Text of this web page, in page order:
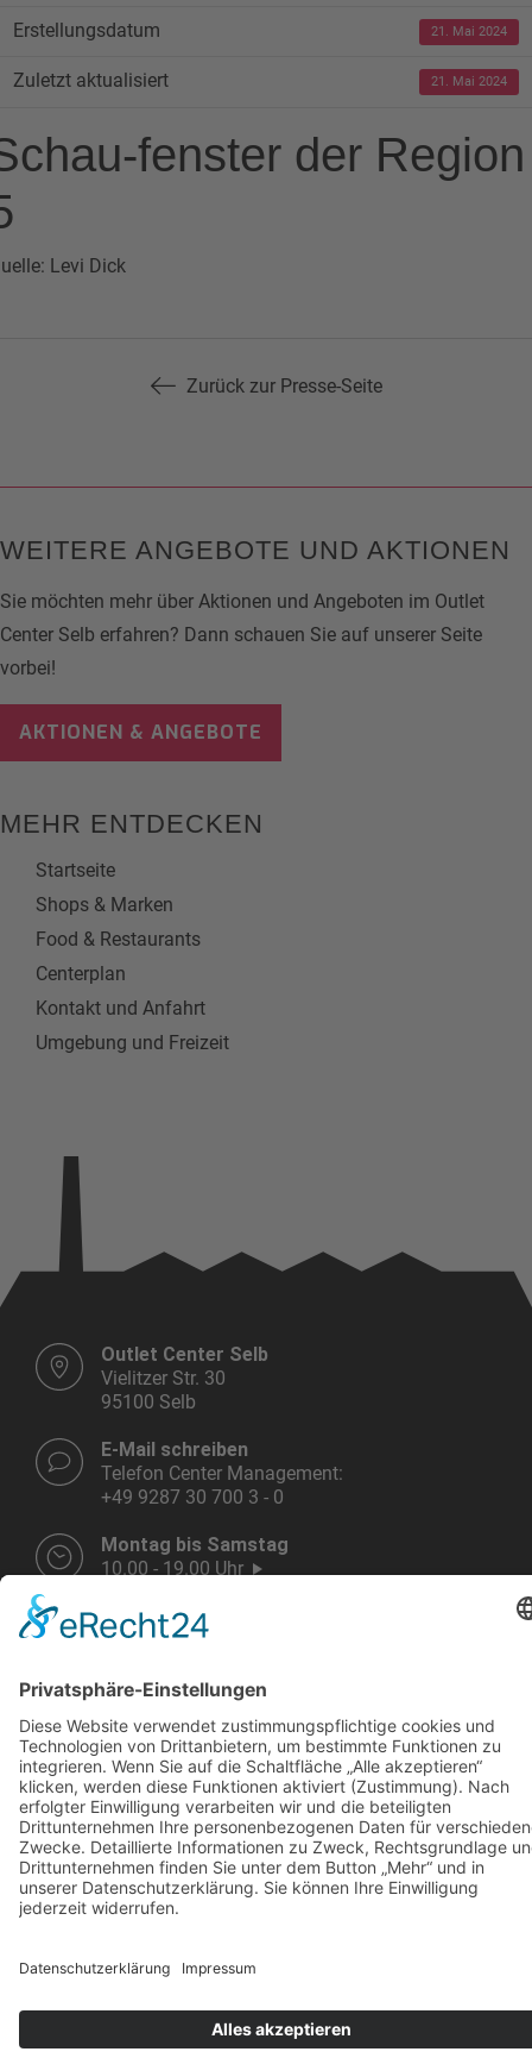
Erstellungsdatum 21. Mai 2024
Zuletzt aktualisiert 21. Mai 2024
fenster der Region
Levi Dick
Zurück zur Presse-Seite
WEITERE ANGEBOTE UND AKTIONEN
Sie möchten mehr über Aktionen und Angeboten im Outlet
Center Selb erfahren? Dann schauen Sie auf unserer Seite
vorbei!
AKTIONEN & ANGEBOTE
MEHR ENTDECKEN
Startseite
Shops & Marken
Food & Restaurants
Centerplan
Kontakt und Anfahrt
Umgebung und Freizeit
Outlet Center Selb
Vielitzer Str. 30
95100 Selb
E-Mail schreiben
Telefon Center Management:
+49 9287 30 700 3 - 0
Montag bis Samstag
10.00 - 19.00 Uhr
KARRIERE
KONTAKT & ANFAHRT
COOKIE-EINSTELLUNGEN